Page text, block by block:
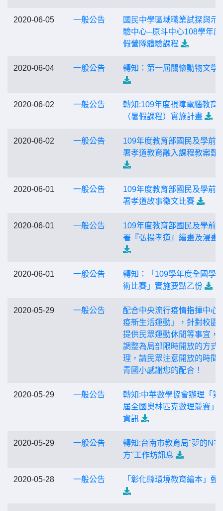
2020-06-05 一般公告
國民中學區域職業試探與示
驗中心─原斗中心108學年度
假營隊體驗課程
2020-06-04 一般公告 轉知：第一屆關懷動物文學
2020-06-02 一般公告
轉知:109年度視障電腦教育
（暑假課程）實施計畫
2020-06-02 一般公告
109年度教育部國民及學前
署孝道教育融入課程教案甄
2020-06-01 一般公告
109年度教育部國民及學前
署孝道故事徵文比賽
2020-06-01 一般公告
109年度教育部國民及學前
署『弘揚孝道』繪畫及漫畫
2020-06-01 一般公告
轉知：「109學年度全國學
術比賽」實施要點乙份
2020-05-29 一般公告
配合中央流行疫情指揮中心
疫新生活運動」，針對校園
提供民眾運動休閒等事宜，
調整為局部限時開放的方式
理，請民眾注意開放的時間
青國小感謝您的配合！
2020-05-29 一般公告
轉知:中華數學協會辦理「第
屆全國奧林匹克數理競賽」
資訊
2020-05-29 一般公告
轉知:台南市教育局"夢的N次
方"工作坊訊息
2020-05-28 一般公告 「彰化縣環境教育繪本」甄